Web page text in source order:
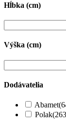
Hĺbka (cm)
Výška (cm)
Dodávatelia
Abamet
Polak